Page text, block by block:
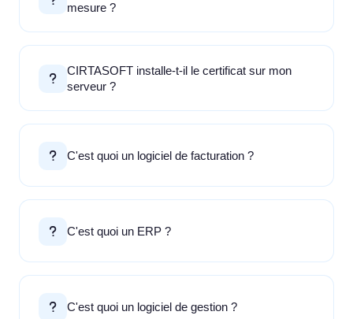
mesure ?
CIRTASOFT installe-t-il le certificat sur mon
serveur ?
C'est quoi un logiciel de facturation ?
C'est quoi un ERP ?
C'est quoi un logiciel de gestion ?